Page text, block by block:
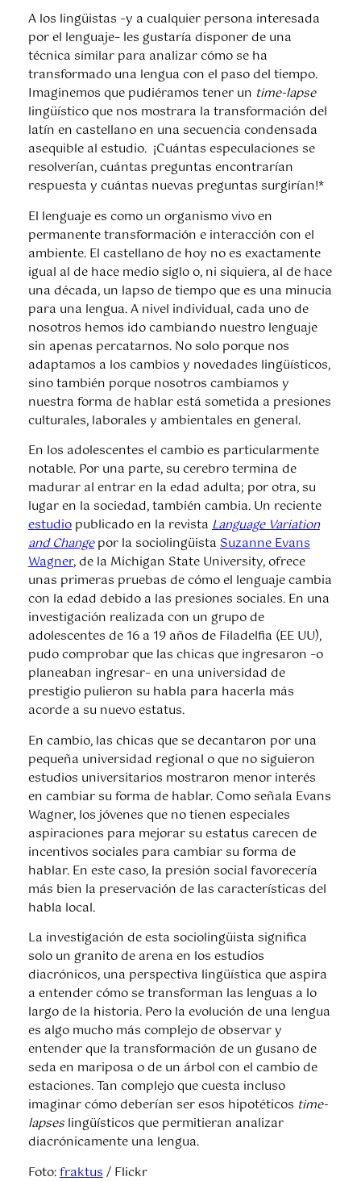
A los lingüistas –y a cualquier persona interesada
por el lenguaje– les gustaría disponer de una
técnica similar para analizar cómo se ha
transformado una lengua con el paso del tiempo.
Imaginemos que pudiéramos tener un time-lapse
lingüístico que nos mostrara la transformación del
latín en castellano en una secuencia condensada
asequible al estudio. ¡Cuántas especulaciones se
resolverían, cuántas preguntas encontrarían
respuesta y cuántas nuevas preguntas surgirían!*
El lenguaje es como un organismo vivo en
permanente transformación e interacción con el
ambiente. El castellano de hoy no es exactamente
igual al de hace medio siglo o, ni siquiera, al de hace
una década, un lapso de tiempo que es una minucia
para una lengua. A nivel individual, cada uno de
nosotros hemos ido cambiando nuestro lenguaje
sin apenas percatarnos. No solo porque nos
adaptamos a los cambios y novedades lingüísticos,
sino también porque nosotros cambiamos y
nuestra forma de hablar está sometida a presiones
culturales, laborales y ambientales en general.
En los adolescentes el cambio es particularmente
notable. Por una parte, su cerebro termina de
madurar al entrar en la edad adulta; por otra, su
lugar en la sociedad, también cambia. Un reciente
estudiopublicado en la revistaLanguage Variation
and Changepor la sociolingüistaSuzanne Evans
Wagner, de la Michigan State University, ofrece
unas primeras pruebas de cómo el lenguaje cambia
con la edad debido a las presiones sociales. En una
investigación realizada con un grupo de
adolescentes de 16 a 19 años de Filadelfia (EE UU),
pudo comprobar que las chicas que ingresaron –o
planeaban ingresar– en una universidad de
prestigio pulieron su habla para hacerla más
acorde a su nuevo estatus.
En cambio, las chicas que se decantaron por una
pequeña universidad regional o que no siguieron
estudios universitarios mostraron menor interés
en cambiar su forma de hablar. Como señala Evans
Wagner, los jóvenes que no tienen especiales
aspiraciones para mejorar su estatus carecen de
incentivos sociales para cambiar su forma de
hablar. En este caso, la presión social favorecería
más bien la preservación de las características del
habla local.
La investigación de esta sociolingüista significa
solo un granito de arena en los estudios
diacrónicos, una perspectiva lingüística que aspira
a entender cómo se transforman las lenguas a lo
largo de la historia. Pero la evolución de una lengua
es algo mucho más complejo de observar y
entender que la transformación de un gusano de
seda en mariposa o de un árbol con el cambio de
estaciones. Tan complejo que cuesta incluso
imaginar cómo deberían ser esos hipotéticos time-
lapseslingüísticos que permitieran analizar
diacrónicamente una lengua.
Foto:fraktus/ Flickr